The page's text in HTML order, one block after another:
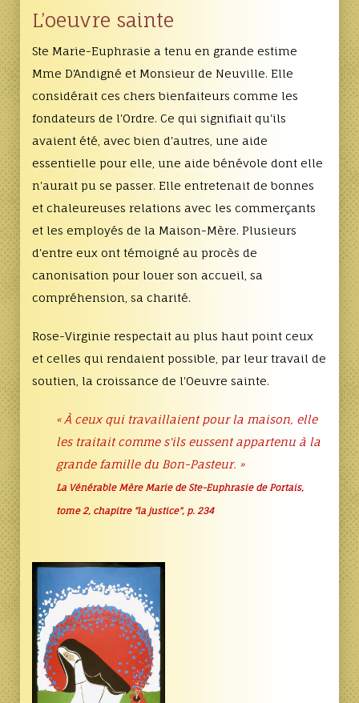
L’oeuvre sainte
Ste Marie-Euphrasie a tenu en grande estime
Mme D'Andigné et Monsieur de Neuville. Elle
considérait ces chers bienfaiteurs comme les
fondateurs de l'Ordre. Ce qui signifiait qu'ils
avaient été, avec bien d'autres, une aide
essentielle pour elle, une aide bénévole dont elle
n'aurait pu se passer. Elle entretenait de bonnes
et chaleureuses relations avec les commerçants
et les employés de la Maison-Mère. Plusieurs
d'entre eux ont témoigné au procès de
canonisation pour louer son accueil, sa
compréhension, sa charité.
Rose-Virginie respectait au plus haut point ceux
et celles qui rendaient possible, par leur travail de
soutien, la croissance de l'Oeuvre sainte.
« À ceux qui travaillaient pour la maison, elle
les traitait comme s'ils eussent appartenu à la
grande famille du Bon-Pasteur. »
La Vénérable Mère Marie de Ste-Euphrasie de Portais,
tome 2, chapitre "la justice", p. 234